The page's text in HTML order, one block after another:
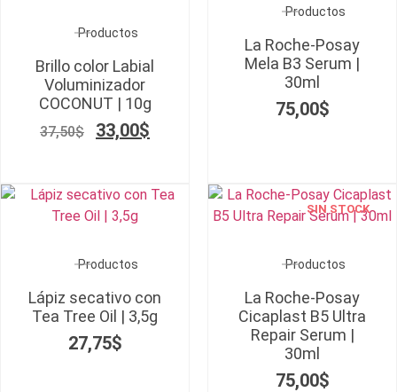
Productos
Brillo color Labial
Voluminizador
COCONUT | 10g
37,50$ 33,00$
Productos
La Roche-Posay
Mela B3 Serum |
30ml
75,00$
Productos
Lápiz secativo con
Tea Tree Oil | 3,5g
27,75$
SIN STOCK
Productos
La Roche-Posay
Cicaplast B5 Ultra
Repair Serum |
30ml
75,00$